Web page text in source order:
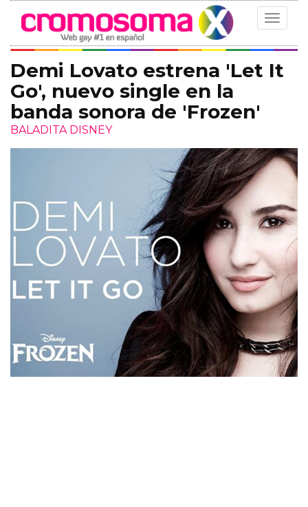
Toggle
Demi Lovato estrena 'Let It
Go', nuevo single en la
banda sonora de 'Frozen'
BALADITA DISNEY